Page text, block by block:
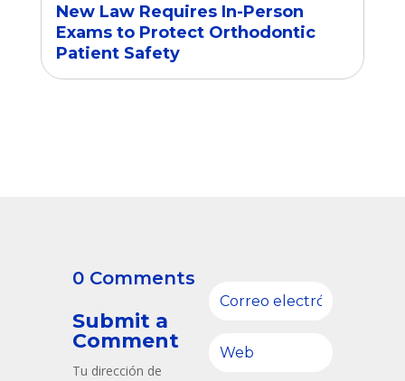
New Law Requires In-Person
Exams to Protect Orthodontic
Patient Safety
0 Comments
Submit a
Comment
Tu dirección de